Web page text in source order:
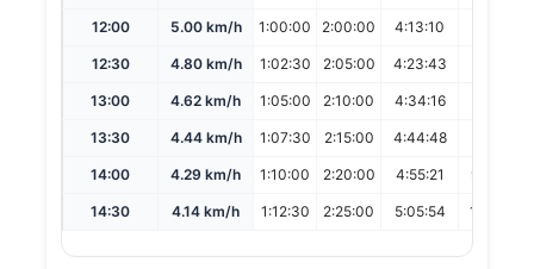
12:00 5.00 km/h 1:00:00 2:00:00 4:13:10
12:30 4.80 km/h 1:02:30 2:05:00 4:23:43
13:00 4.62 km/h 1:05:00 2:10:00 4:34:16
13:30 4.44 km/h 1:07:30 2:15:00 4:44:48
14:00 4.29 km/h 1:10:00 2:20:00 4:55:21 9:50:43
14:30 4.14 km/h 1:12:30 2:25:00 5:05:54 10:11:49